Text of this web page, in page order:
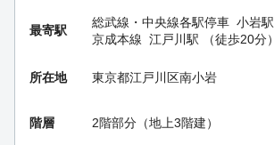
最寄駅
総武線・中央線各駅停車 小岩駅
京成本線 江戸川駅 （徒歩20分）
所在地 東京都江戸川区南小岩
階層 2階部分（地上3階建）